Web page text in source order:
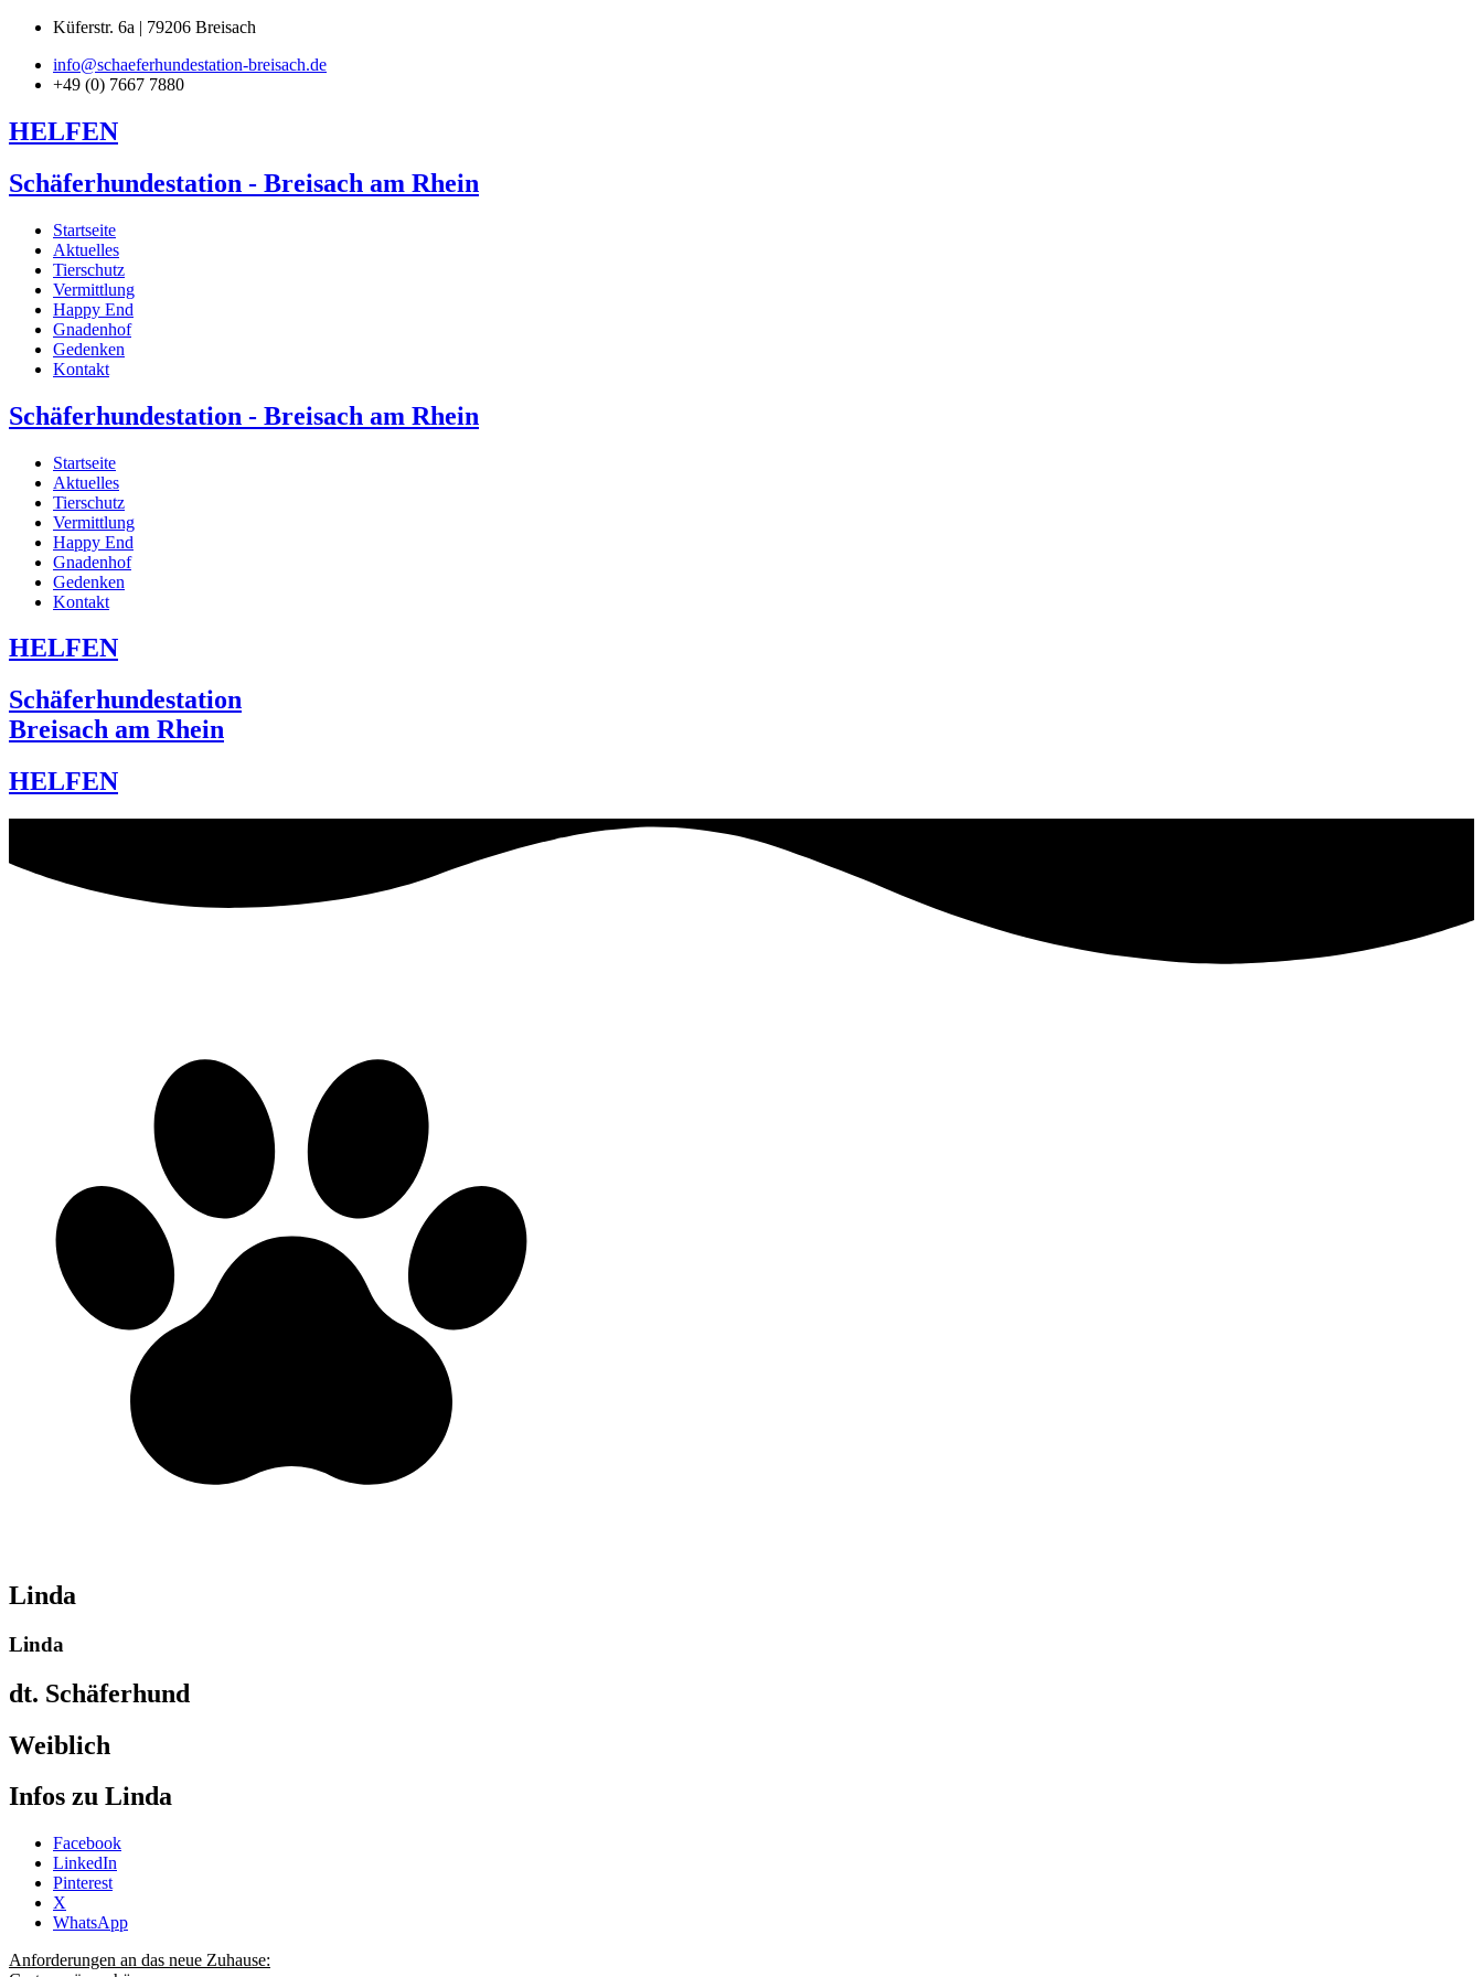
Küferstr. 6a | 79206 Breisach
info@schaeferhundestation-breisach.de
+49 (0) 7667 7880
HELFEN
Schäferhundestation - Breisach am Rhein
Startseite
Aktuelles
Tierschutz
Vermittlung
Happy End
Gnadenhof
Gedenken
Kontakt
Schäferhundestation - Breisach am Rhein
Startseite
Aktuelles
Tierschutz
Vermittlung
Happy End
Gnadenhof
Gedenken
Kontakt
HELFEN
Schäferhundestation
Breisach am Rhein
HELFEN
Linda
Linda
dt. Schäferhund
Weiblich
Infos zu Linda
Share
post
"Linda-
2010"
Facebook
LinkedIn
Pinterest
X
WhatsApp
Anforderungen an das neue Zuhause: